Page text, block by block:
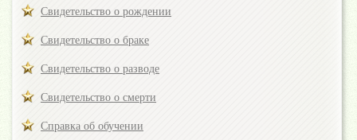
Свидетельство о рождении
Свидетельство о браке
Свидетельство о разводе
Свидетельство о смерти
Справка об обучении